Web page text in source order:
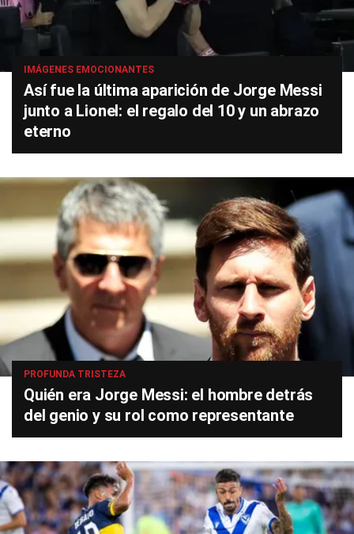
IMÁGENES EMOCIONANTES
Así fue la última aparición de Jorge Messi
junto a Lionel: el regalo del 10 y un abrazo
eterno
PROFUNDA TRISTEZA
Quién era Jorge Messi: el hombre detrás
del genio y su rol como representante